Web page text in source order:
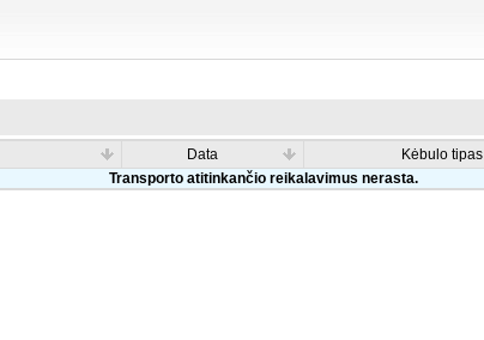
Data Kėbulo tipas
Transporto atitinkančio reikalavimus nerasta.